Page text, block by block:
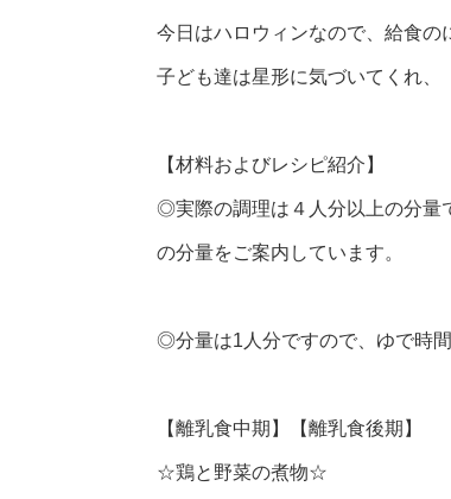
今日はハロウィンなので、給食の
子ども達は星形に気づいてくれ、
【材料およびレシピ紹介】
◎実際の調理は４人分以上の分量
の分量をご案内しています。
◎分量は1人分ですので、ゆで時
【離乳食中期】【離乳食後期】
☆鶏と野菜の煮物☆